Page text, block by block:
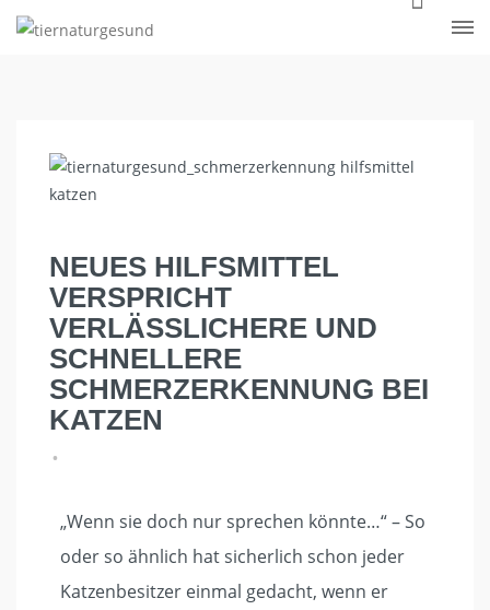
NEUES HILFSMITTEL
VERSPRICHT
VERLÄSSLICHERE UND
SCHNELLERE
SCHMERZERKENNUNG BEI
KATZEN
•
„Wenn sie doch nur sprechen könnte…“ – So
oder so ähnlich hat sicherlich schon jeder
Katzenbesitzer einmal gedacht, wenn er